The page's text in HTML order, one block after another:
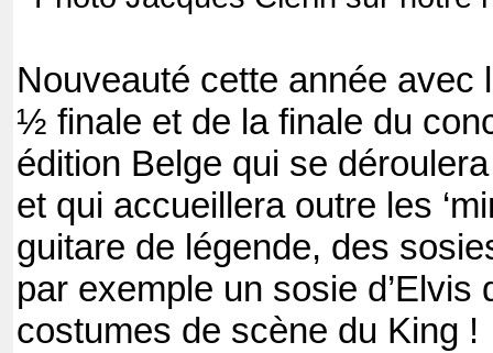
Nouveauté cette année avec
½ finale et de la finale du
édition Belge qui se
et qui accueillera outre les
guitare de légende, des
par exemple un sosie d’Elvis
costumes de scène du King !